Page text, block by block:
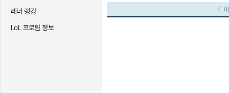
레더 랭킹
LoL 프로팀 정보